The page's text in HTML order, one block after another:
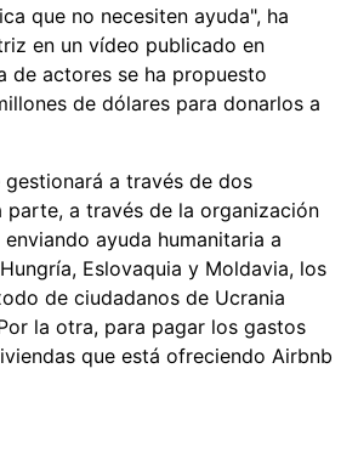
que no necesiten ayuda", ha
en un vídeo publicado en
de actores se ha propuesto
de dólares para donarlos a
gestionará a través de dos
parte, a través de la organización
ayuda humanitaria a
Eslovaquia y Moldavia, los
de ciudadanos de Ucrania
la otra, para pagar los gastos
que está ofreciendo Airbnb